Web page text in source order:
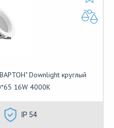
Downlight круглый
16W 4000K
IP 54